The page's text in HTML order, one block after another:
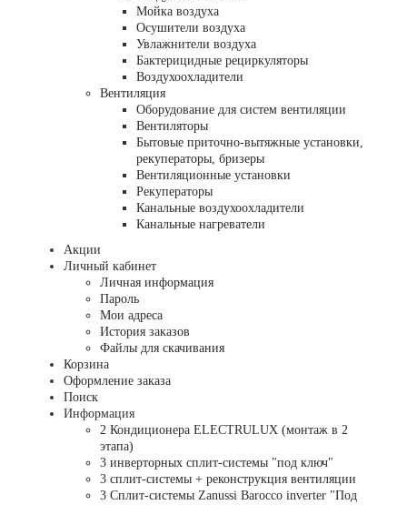
Мойка воздуха
Осушители воздуха
Увлажнители воздуха
Бактерицидные рециркуляторы
Воздухоохладители
Вентиляция
Оборудование для систем вентиляции
Вентиляторы
Бытовые приточно-вытяжные установки,
рекуператоры, бризеры
Вентиляционные установки
Рекуператоры
Канальные воздухоохладители
Канальные нагреватели
Акции
Личный кабинет
Личная информация
Пароль
Мои адреса
История заказов
Файлы для скачивания
Корзина
Оформление заказа
Поиск
Информация
2 Кондиционера ELECTRULUX (монтаж в 2
этапа)
3 инверторных сплит-системы "под ключ"
3 сплит-системы + реконструкция вентиляции
3 Сплит-системы Zanussi Barocco inverter "Под